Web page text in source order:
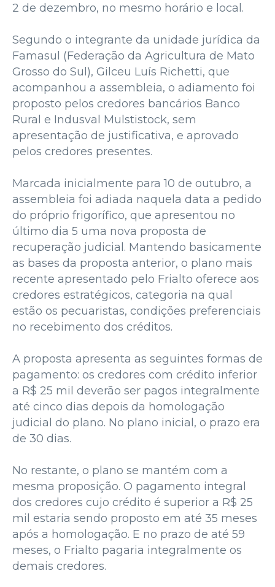
2 de dezembro, no mesmo horário e local.
Segundo o integrante da unidade jurídica da
Famasul (Federação da Agricultura de Mato
Grosso do Sul), Gilceu Luís Richetti, que
acompanhou a assembleia, o adiamento foi
proposto pelos credores bancários Banco
Rural e Indusval Mulstistock, sem
apresentação de justificativa, e aprovado
pelos credores presentes.
Marcada inicialmente para 10 de outubro, a
assembleia foi adiada naquela data a pedido
do próprio frigorífico, que apresentou no
último dia 5 uma nova proposta de
recuperação judicial. Mantendo basicamente
as bases da proposta anterior, o plano mais
recente apresentado pelo Frialto oferece aos
credores estratégicos, categoria na qual
estão os pecuaristas, condições preferenciais
no recebimento dos créditos.
A proposta apresenta as seguintes formas de
pagamento: os credores com crédito inferior
a R$ 25 mil deverão ser pagos integralmente
até cinco dias depois da homologação
judicial do plano. No plano inicial, o prazo era
de 30 dias.
No restante, o plano se mantém com a
mesma proposição. O pagamento integral
dos credores cujo crédito é superior a R$ 25
mil estaria sendo proposto em até 35 meses
após a homologação. E no prazo de até 59
meses, o Frialto pagaria integralmente os
demais credores.